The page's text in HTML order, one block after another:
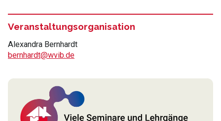
Veranstaltungsorganisation
Alexandra Bernhardt
bernhardt@wvib.de